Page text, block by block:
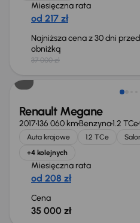
Miesięczna rata
od 217 zł
Najniższa cena z 30 dni przed
obniżką
37 000 zł
Renault Megane
2017136 060 kmBenzyna1.2 TCe
Auta krajowe 1.2 TCe
+4 kolejnych
Miesięczna rata
od 208 zł
Cena
35 000 zł